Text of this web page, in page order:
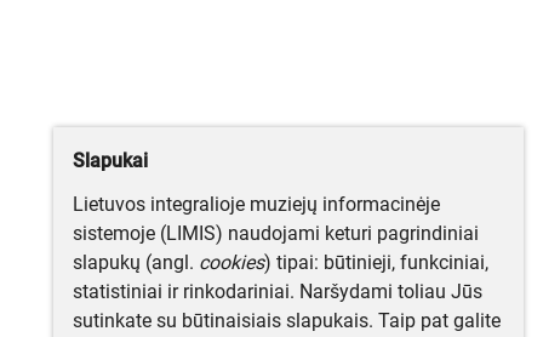
Slapukai
Lietuvos integralioje muziejų informacinėje
sistemoje (LIMIS) naudojami keturi pagrindiniai
slapukų (angl. cookies) tipai: būtinieji, funkciniai,
statistiniai ir rinkodariniai. Naršydami toliau Jūs
sutinkate su būtinaisiais slapukais. Taip pat galite